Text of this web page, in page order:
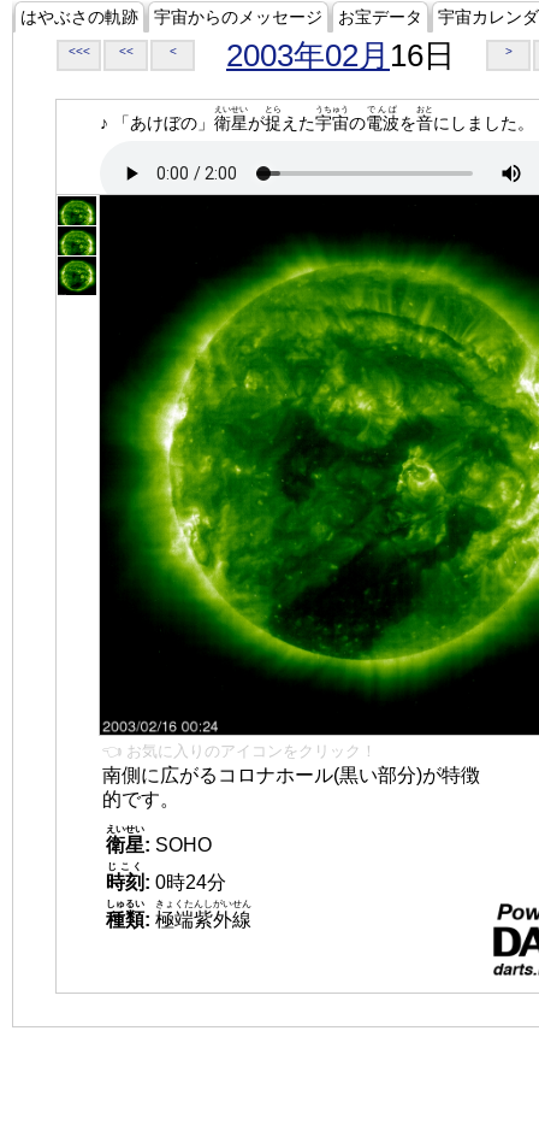
はやぶさの軌跡 宇宙からのメッセージ お宝データ 宇宙カレン
<<< << < 2003年02月 16日 >
♪ 「あけぼの」 衛星
えいせい
が捉
とら
えた宇宙
うちゅう
の電波
でんぱ
を音
おと
にしました。
👈 お気に入りのアイコンをクリック！
南側に広がるコロナホール(黒い部分)が特徴
的です。
衛星
えいせい
: SOHO
時刻
じこく
: 0時24分
種類
しゅるい
: 極端紫外線
きょくたんしがいせん